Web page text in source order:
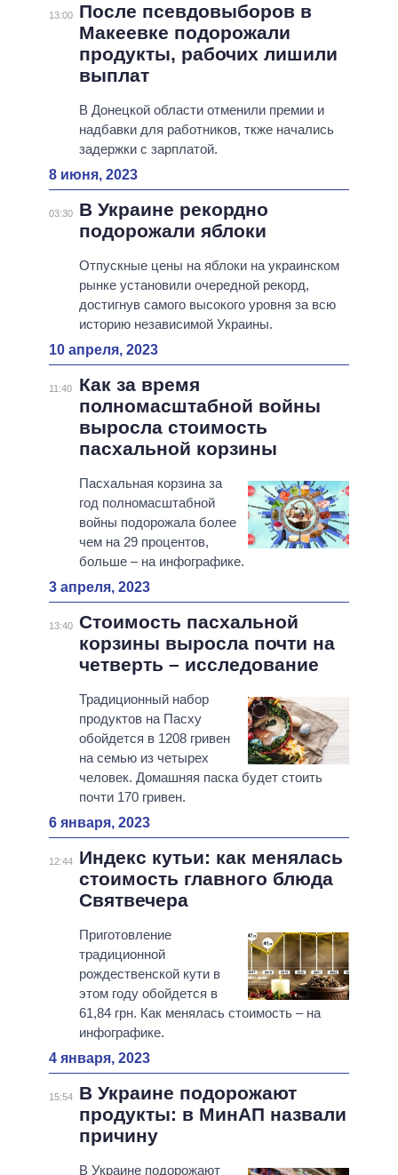
13:00
После псевдовыборов в
Макеевке подорожали
продукты, рабочих лишили
выплат
В Донецкой области отменили премии и
надбавки для работников, ткже начались
задержки с зарплатой.
8 июня, 2023
03:30
В Украине рекордно
подорожали яблоки
Отпускные цены на яблоки на украинском
рынке установили очередной рекорд,
достигнув самого высокого уровня за всю
историю независимой Украины.
10 апреля, 2023
11:40
Как за время
полномасштабной войны
выросла стоимость
пасхальной корзины
Пасхальная корзина за
год полномасштабной
войны подорожала более
чем на 29 процентов,
больше – на инфографике.
3 апреля, 2023
13:40 Стоимость пасхальной
корзины выросла почти на
четверть – исследование
Традиционный набор
продуктов на Пасху
обойдется в 1208 гривен
на семью из четырех
человек. Домашняя паска будет стоить
почти 170 гривен.
6 января, 2023
12:44
Индекс кутьи: как менялась
стоимость главного блюда
Святвечера
Приготовление
традиционной
рождественской кути в
этом году обойдется в
61,84 грн. Как менялась стоимость – на
инфографике.
4 января, 2023
15:54
В Украине подорожают
продукты: в МинАП назвали
причину
В Украине подорожают